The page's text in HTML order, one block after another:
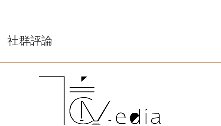
社群評論